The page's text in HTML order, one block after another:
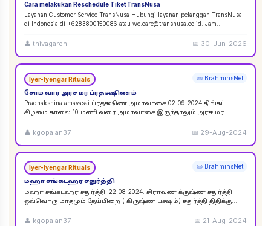
Cara melakukan Reschedule Tiket TransNusa
Layanan Customer Service TransNusa Hubungi layanan pelanggan TransNusa
di Indonesia di +6283800150086 atau we.care@transnusa.co.id. Jam
👤 thivagaren 📅 30-Jun-2026
Iyer-Iyengar Rituals 📜 BrahminsNet
சோம வார அரச மர ப்ரதக்ஷிணம்
Pradhakshina amavasai ப்ரதக்ஷிண அமாவாசை 02-09-2024 திங்கட்
கிழமை காலை 10 மணி வரை அமாவாசை இருந்தாலும் அரச மர
👤 kgopalan37 📅 29-Aug-2024
Iyer-Iyengar Rituals 📜 BrahminsNet
மஹா சங்கடஹர சதுர்த்தி
மஹா சங்கடஹர சதுர்த்தி. 22-08-2024. சிராவண க்ருஷ்ண சதுர்த்தி.
ஒவ்வொரு மாதமும் தேய்பிறை ( கிருஷ்ண பக்ஷம்) சதுர்த்தி திதிக்கு
👤 kgopalan37 📅 21-Aug-2024